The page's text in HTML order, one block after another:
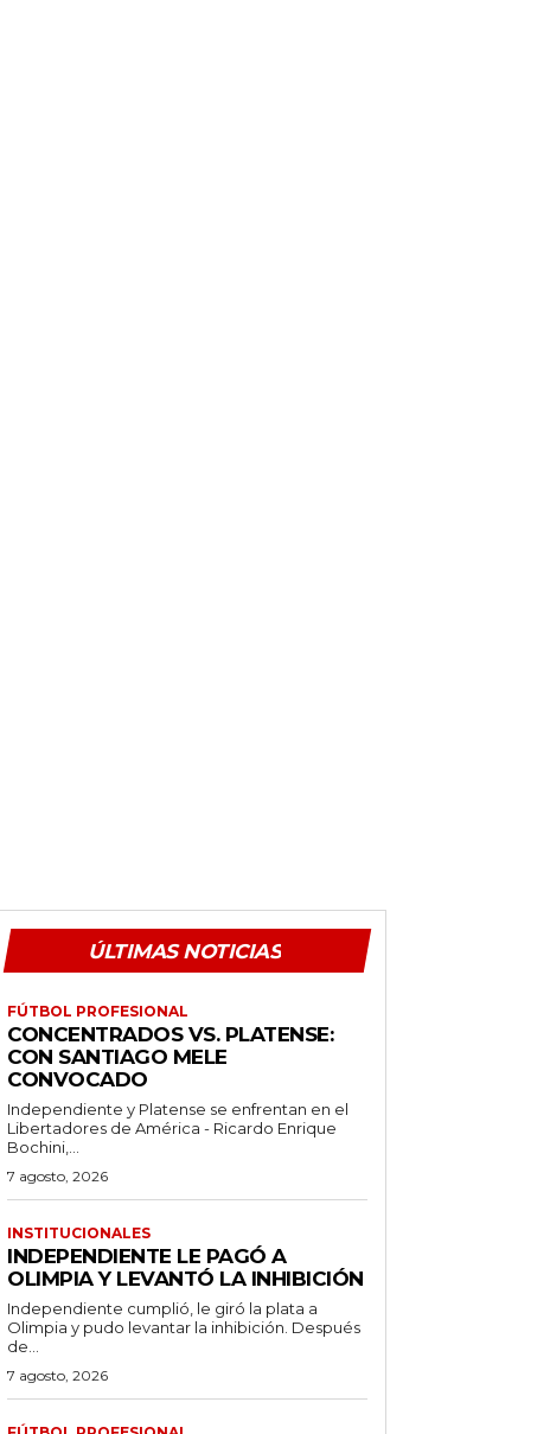
ÚLTIMAS NOTICIAS
FÚTBOL PROFESIONAL
CONCENTRADOS VS. PLATENSE:
CON SANTIAGO MELE
CONVOCADO
Independiente y Platense se enfrentan en el
Libertadores de América - Ricardo Enrique
Bochini,...
7 agosto, 2026
INSTITUCIONALES
INDEPENDIENTE LE PAGÓ A
OLIMPIA Y LEVANTÓ LA INHIBICIÓN
Independiente cumplió, le giró la plata a
Olimpia y pudo levantar la inhibición. Después
de...
7 agosto, 2026